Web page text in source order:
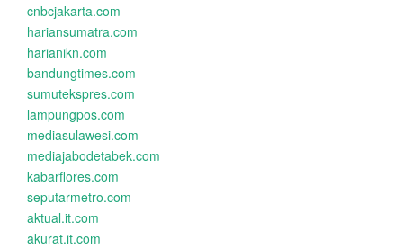
cnbcjakarta.com
hariansumatra.com
harianikn.com
bandungtimes.com
sumutekspres.com
lampungpos.com
mediasulawesi.com
mediajabodetabek.com
kabarflores.com
seputarmetro.com
aktual.it.com
akurat.it.com